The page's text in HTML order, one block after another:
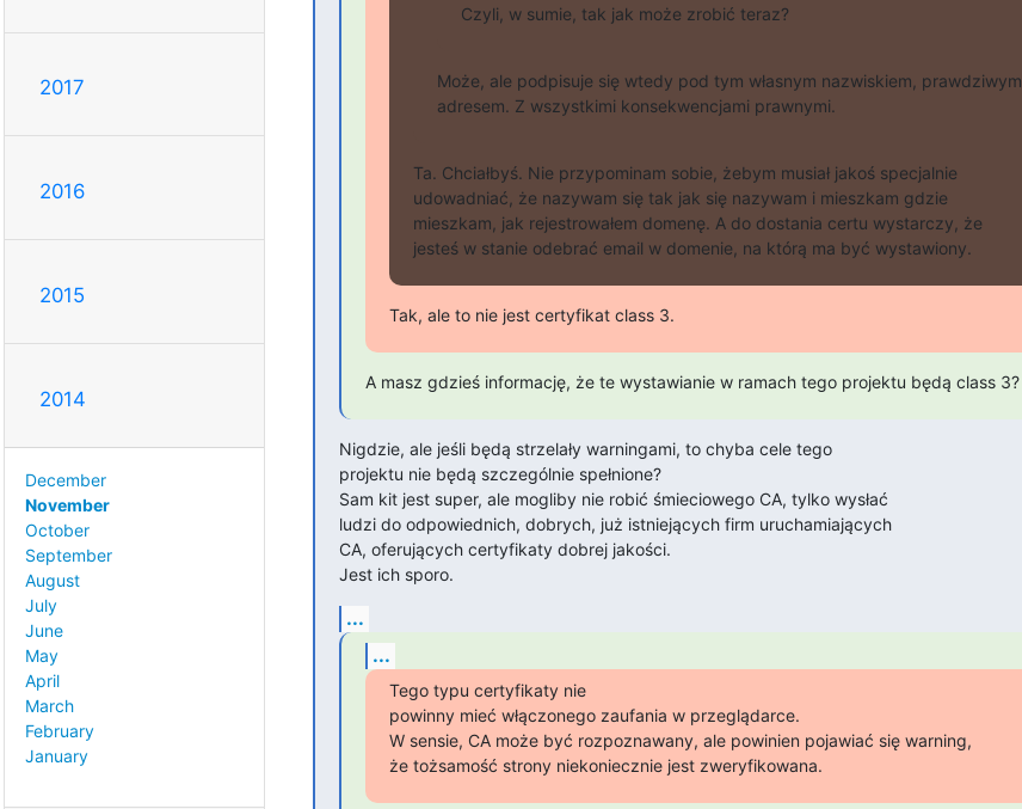
2017
2016
2015
2014
December
November
October
September
August
July
June
May
April
March
February
January
Czyli, w sumie, tak jak może zrobić teraz?
Może, ale podpisuje się wtedy pod tym własnym nazwiskiem, prawdziwym
adresem. Z wszystkimi konsekwencjami prawnymi.
Ta. Chciałbyś. Nie przypominam sobie, żebym musiał jakoś specjalnie
udowadniać, że nazywam się tak jak się nazywam i mieszkam gdzie
mieszkam, jak rejestrowałem domenę. A do dostania certu wystarczy, że
jesteś w stanie odebrać email w domenie, na którą ma być wystawiony.
Tak, ale to nie jest certyfikat class 3.
A masz gdzieś informację, że te wystawianie w ramach tego projektu będą class 3?
Nigdzie, ale jeśli będą strzelały warningami, to chyba cele tego
projektu nie będą szczególnie spełnione?
Sam kit jest super, ale mogliby nie robić śmieciowego CA, tylko wysłać
ludzi do odpowiednich, dobrych, już istniejących firm uruchamiających
CA, oferujących certyfikaty dobrej jakości.
Jest ich sporo.
...
...
Tego typu certyfikaty nie
powinny mieć włączonego zaufania w przeglądarce.
W sensie, CA może być rozpoznawany, ale powinien pojawiać się warning,
że tożsamość strony niekoniecznie jest zweryfikowana.